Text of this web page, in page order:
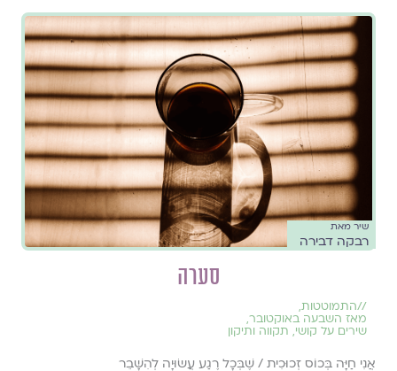
שיר מאת
רבקה דבירה
סערה
//התמוטטות,
מאז השבעה באוקטובר,
שירים על קושי, תקווה ותיקון
אֲנִי חַיָּה בְּכוֹס זְכוּכִית / שֶׁבְּכָל רֶגַע עֲשׂוּיָה לְהִשָּׁבֵר